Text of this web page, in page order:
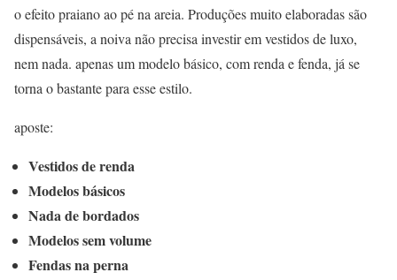
o efeito praiano ao pé na areia. Produções muito elaboradas são
dispensáveis, a noiva não precisa investir em vestidos de luxo,
nem nada. apenas um modelo básico, com renda e fenda, já se
torna o bastante para esse estilo.
aposte:
Vestidos de renda
Modelos básicos
Nada de bordados
Modelos sem volume
Fendas na perna